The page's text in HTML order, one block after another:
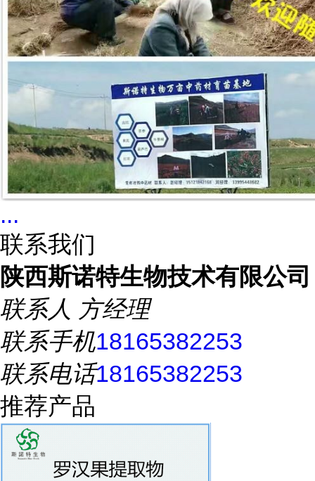
...
联系我们
陕西斯诺特生物技术有限公司
联系人 方经理
联系手机18165382253
联系电话18165382253
推荐产品